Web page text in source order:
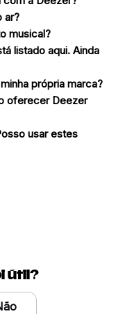
ar?
musical?
listado aqui. Ainda
própria marca?
oferecer Deezer
usar estes
útil?